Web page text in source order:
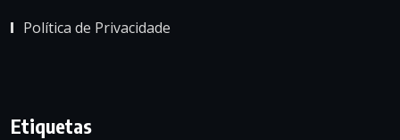
Política de Privacidade
Etiquetas